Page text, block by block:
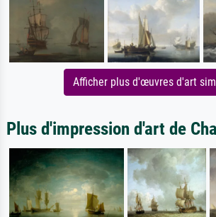
Afficher plus d'œuvres d'art
Plus d'impression d'art de